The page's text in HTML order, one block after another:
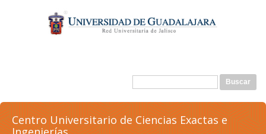
contenido
principal
Formulario de búsqueda
Buscar
Centro Universitario de Ciencias Exactas e